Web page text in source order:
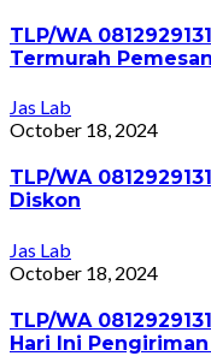
TLP/WA
Termurah
Jas Lab
October 18, 2024
TLP/WA
Diskon
Jas Lab
October 18, 2024
TLP/WA
Hari Ini